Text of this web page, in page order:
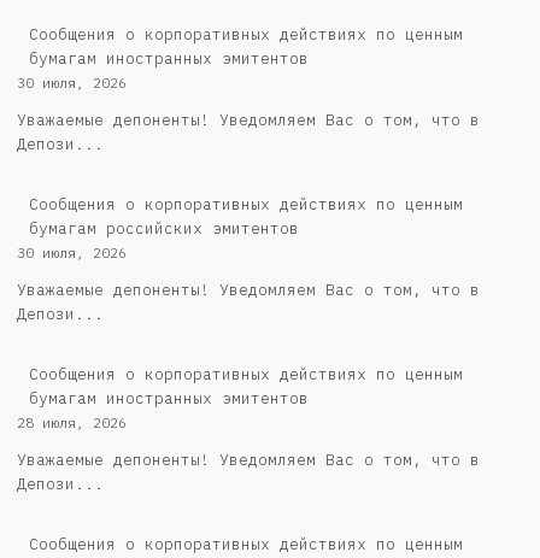
Сообщения о корпоративных действиях по ценным
бумагам иностранных эмитентов
30 июля, 2026
Уважаемые депоненты! Уведомляем Вас о том, что в
Депози...
Cообщения о корпоративных действиях по ценным
бумагам российских эмитентов
30 июля, 2026
Уважаемые депоненты! Уведомляем Вас о том, что в
Депози...
Сообщения о корпоративных действиях по ценным
бумагам иностранных эмитентов
28 июля, 2026
Уважаемые депоненты! Уведомляем Вас о том, что в
Депози...
Cообщения о корпоративных действиях по ценным